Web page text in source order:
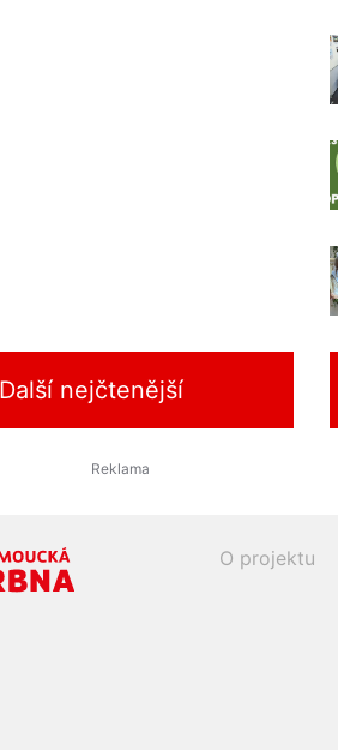
Další nejčtenější
O projektu